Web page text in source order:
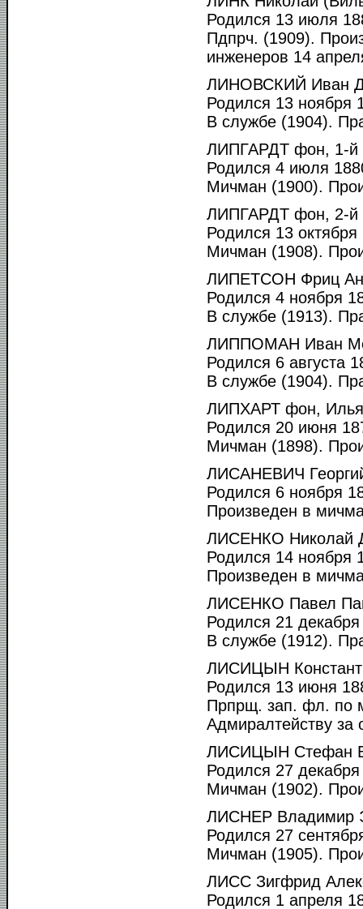
Родился 13 июля
Пдпрч. (1909).
инженеров 14
ЛИНОВСКИЙ Иван
Родился 13 ноября
В службе (1904).
ЛИПГАРДТ фон, 1-й
Родился 4 июля
Мичман (1900).
ЛИПГАРДТ фон, 2-й
Родился 13 октября
Мичман (1908).
ЛИПЕТСОН Фриц
Родился 4 ноября
В службе (1913).
ЛИППОМАН Иван
Родился 6 августа
В службе (1904).
ЛИПХАРТ фон, Илья
Родился 20 июня
Мичман (1898).
ЛИСАНЕВИЧ
Родился 6 ноября
Произведен в
ЛИСЕНКО Николай
Родился 14 ноября
Произведен в
ЛИСЕНКО Павел
Родился 21 декабря
В службе (1912).
ЛИСИЦЫН
Родился 13 июня
Прпрщ. зап. фл. по
Адмиралтейству за
ЛИСИЦЫН Стефан
Родился 27 декабря
Мичман (1902).
ЛИСНЕР Владимир
Родился 27
Мичман (1905).
ЛИСС Зигфрид
Родился 1 апреля